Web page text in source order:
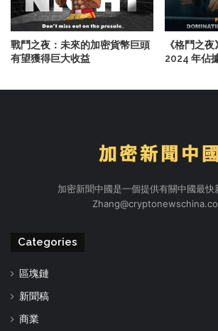
戰鬥之夜：未來的加密貨幣巨頭
有望獲得巨大收益
《格鬥之
2024 年佔
加密新聞中國是一個提供有關中國最快
Categories
區塊鏈
新聞稿
商業